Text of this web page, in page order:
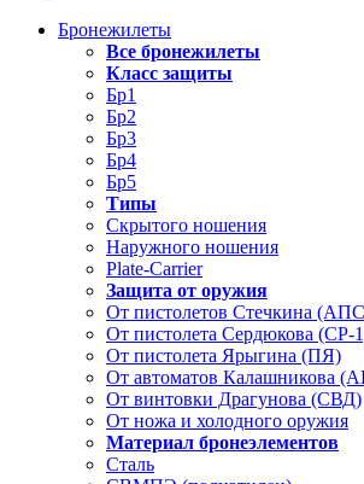
Бронежилеты
Все бронежилеты
Класс защиты
Бр1
Бр2
Бр3
Бр4
Бр5
Типы
Скрытого ношения
Наружного ношения
Plate-Carrier
Защита от оружия
От пистолетов Стечкина
От пистолета Сердюкова (СР-
От пистолета Ярыгина (ПЯ)
От автоматов Калашникова
От винтовки Драгунова (СВД)
От ножа и холодного оружия
Материал бронеэлементов
Сталь